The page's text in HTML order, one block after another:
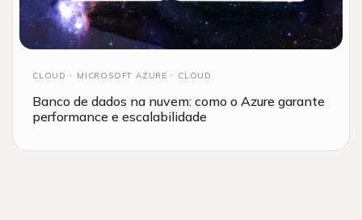
CLOUD MICROSOFT AZURE CLOUD
Banco de dados na nuvem: como o Azure garante
performance e escalabilidade